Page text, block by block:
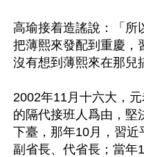
高瑜接着造謠說：「所
把薄熙來發配到重慶，
沒有想到薄熙來在那兒
2002年11月十六大，
的隔代接班人爲由，堅
下臺，那年10月，習
副省長、代省長；當年